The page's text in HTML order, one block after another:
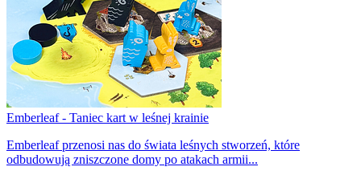
Emberleaf - Taniec kart w leśnej krainie
Emberleaf przenosi nas do świata leśnych stworzeń, które
odbudowują zniszczone domy po atakach armii...